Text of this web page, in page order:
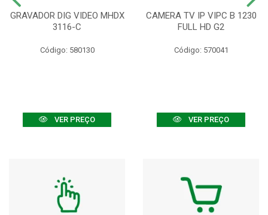
GRAVADOR DIG VIDEO MHDX
3116-C
Código: 580130
VER PREÇO
CAMERA TV IP VIPC B 1230
FULL HD G2
Código: 570041
VER PREÇO